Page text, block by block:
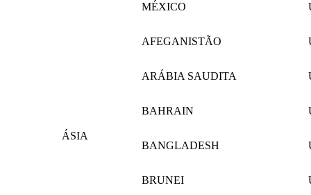
MÉXICO
ÁSIA
AFEGANISTÃO
ARÁBIA SAUDITA
BAHRAIN
BANGLADESH
BRUNEI